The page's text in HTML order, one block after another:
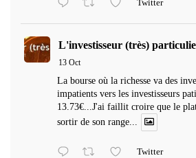
Twitter
L'investisseur (très)
13 Oct
La bourse où la richesse va des
impatients vers les investisseurs
13.73€...J'ai faillit croire que le
sortir de son range...
Twitter